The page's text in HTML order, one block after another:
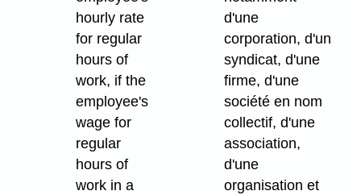
hourly rate
for regular
hours of
work, if the
employee's
wage for
regular
hours of
work in a
d'une
corporation, d'un
syndicat, d'une
firme, d'une
société en nom
collectif, d'une
association,
d'une
organisation et